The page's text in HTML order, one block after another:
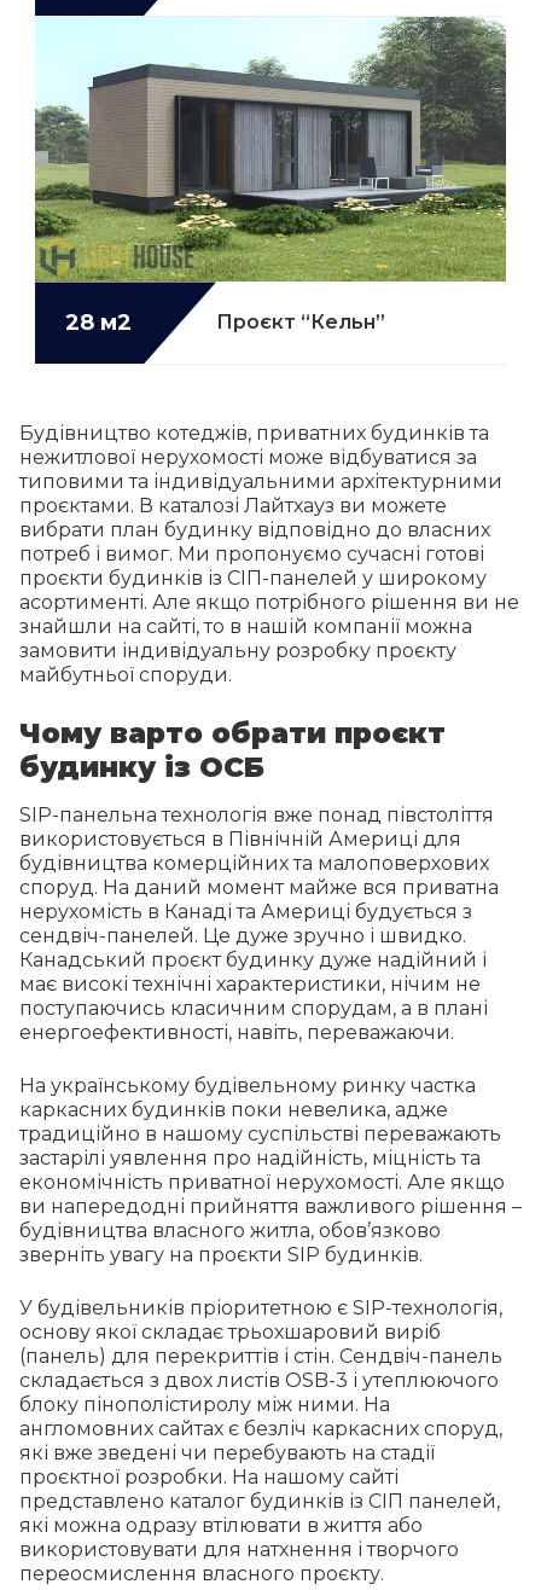
28 м2 Проєкт “Кельн”
Будівництво котеджів, приватних будинків та
нежитлової нерухомості може відбуватися за
типовими та індивідуальними архітектурними
проєктами. В каталозі Лайтхауз ви можете
вибрати план будинку відповідно до власних
потреб і вимог. Ми пропонуємо сучасні готові
проєкти будинків із СІП-панелей у широкому
асортименті. Але якщо потрібного рішення ви не
знайшли на сайті, то в нашій компанії можна
замовити індивідуальну розробку проєкту
майбутньої споруди.
Чому варто обрати проєкт
будинку із ОСБ
SIP-панельна технологія вже понад півстоліття
використовується в Північній Америці для
будівництва комерційних та малоповерхових
споруд. На даний момент майже вся приватна
нерухомість в Канаді та Америці будується з
сендвіч-панелей. Це дуже зручно і швидко.
Канадський проєкт будинку дуже надійний і
має високі технічні характеристики, нічим не
поступаючись класичним спорудам, а в плані
енергоефективності, навіть, переважаючи.
На українському будівельному ринку частка
каркасних будинків поки невелика, адже
традиційно в нашому суспільстві переважають
застарілі уявлення про надійність, міцність та
економічність приватної нерухомості. Але якщо
ви напередодні прийняття важливого рішення –
будівництва власного житла, обов’язково
зверніть увагу на проєкти SIP будинків.
У будівельників пріоритетною є SIP-технологія,
основу якої складає трьохшаровий виріб
(панель) для перекриттів і стін. Сендвіч-панель
складається з двох листів OSB-3 і утеплюючого
блоку пінополістиролу між ними. На
англомовних сайтах є безліч каркасних споруд,
які вже зведені чи перебувають на стадії
проєктної розробки. На нашому сайті
представлено каталог будинків із СІП панелей,
які можна одразу втілювати в життя або
використовувати для натхнення і творчого
переосмислення власного проєкту.